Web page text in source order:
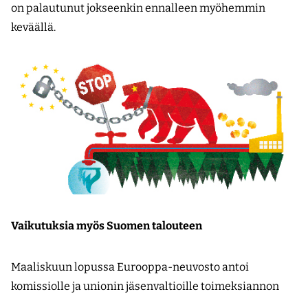
on palautunut jokseenkin ennalleen myöhemmin
keväällä.
Vaikutuksia myös Suomen talouteen
Maaliskuun lopussa Eurooppa-neuvosto antoi
komissiolle ja unionin jäsenvaltioille toimeksi­annon